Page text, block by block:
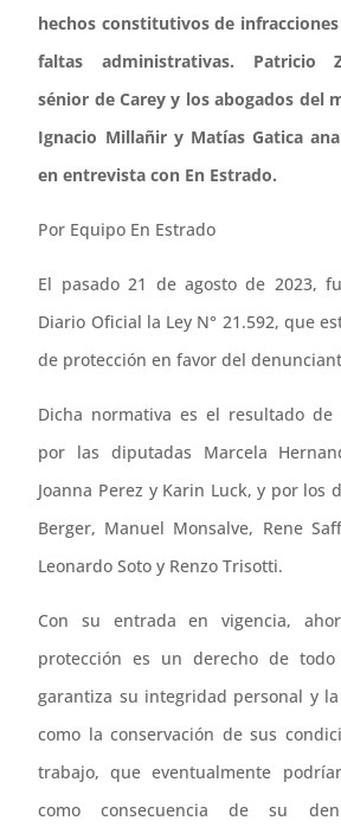
hechos constitutivos de
faltas administrativas. Patricio
sénior de Carey y los abogados del
Ignacio Millañir y Matías Gatica
en entrevista con En Estrado.
Por Equipo En Estrado
El pasado 21 de agosto de 2023,
Diario Oficial la Ley N° 21.592, que
de protección en favor del
Dicha normativa es el resultado
por las diputadas Marcela
Joanna Perez y Karin Luck, y por los
Berger, Manuel Monsalve, Rene
Leonardo Soto y Renzo Trisotti.
Con su entrada en vigencia,
protección es un derecho de
garantiza su integridad personal y
como la conservación de sus
trabajo, que eventualmente
como consecuencia de su